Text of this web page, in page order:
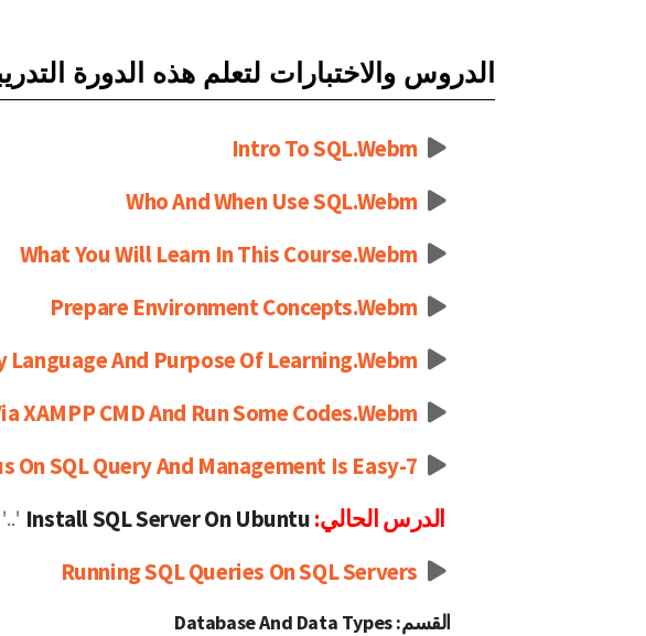
الدروس والاختبارات لتعلم هذه الدورة
Intro To SQL.webm
Who And When Use SQL.webm
What You Will Learn In This Course.webm
Prepare Environment Concepts.webm
Language And Purpose Of Learning.webm
XAMPP CMD And Run Some Codes.webm
7-Why Focus On SQL Query And Management Is Easy
الدرس الحالي:
'..'
Running SQL Queries On SQL Servers
القسم: Database And Data Types